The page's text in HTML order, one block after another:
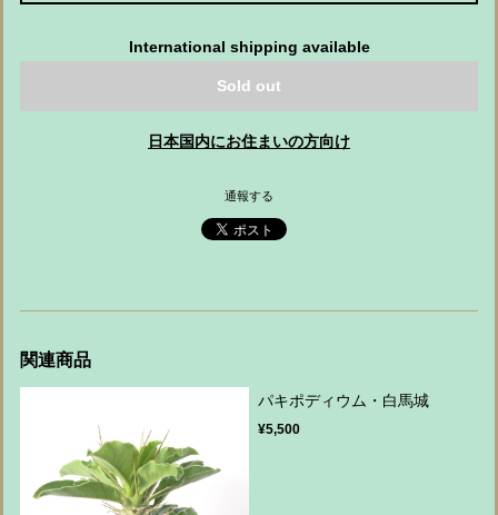
International shipping available
Sold out
日本国内にお住まいの方向け
通報する
関連商品
パキポディウム・白馬城
¥5,500